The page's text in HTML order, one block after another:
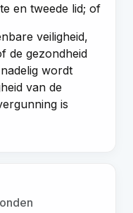
en tweede lid; of
veiligheid,
de gezondheid
wordt
van de
is